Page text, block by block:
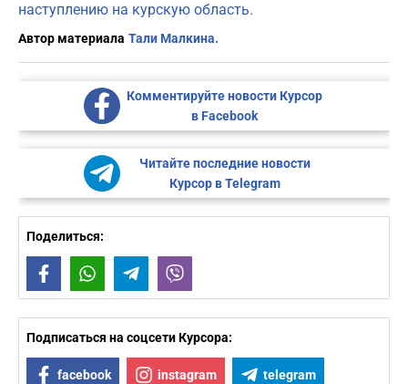
наступлению на курскую область.
Автор материала Тали Малкина.
Комментируйте новости Курсор
в Facebook
Читайте последние новости
Курсор в Telegram
Поделиться:
FacebookWhatsAppTelegram
Подписаться на соцсети Курсора:
facebook instagram telegram